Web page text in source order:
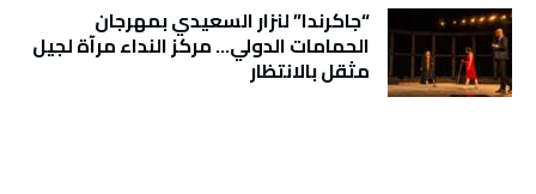
“جاكرندا” لنزار السعيدي بمهرجان
الحمامات الدولي… مركز النداء مرآة لجيل
مثقل بالانتظار